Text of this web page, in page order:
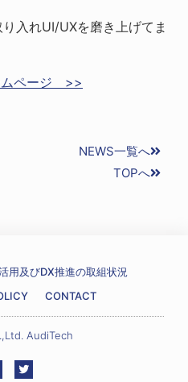
入れUI/UXを磨き上げてま
ムページ >>
NEWS一覧へ
TOPへ
用及びDX推進の取組状況
CONTACT
AudiTech